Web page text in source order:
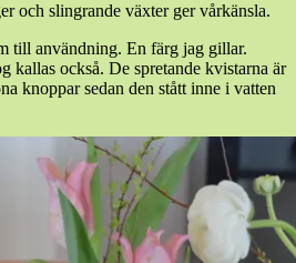
och slingrande växter ger vårkänsla.
till användning. En färg jag gillar.
kallas också. De spretande kvistarna är
knoppar sedan den stått inne i vatten